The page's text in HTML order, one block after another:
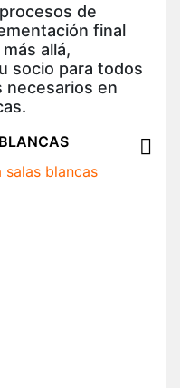
de
final
allá,
socio para todos
necesarios en
salas blancas